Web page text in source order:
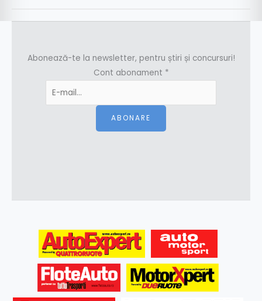
Abonează-te la newsletter, pentru știri și concursuri!
Cont abonament *
ABONARE